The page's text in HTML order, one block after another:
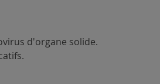
d'organe solide.